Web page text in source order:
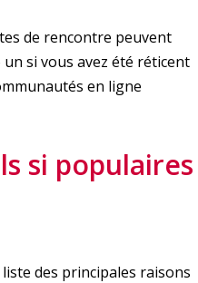
de rencontre peuvent
si vous avez été réticent
en ligne
si populaires
des principales raisons